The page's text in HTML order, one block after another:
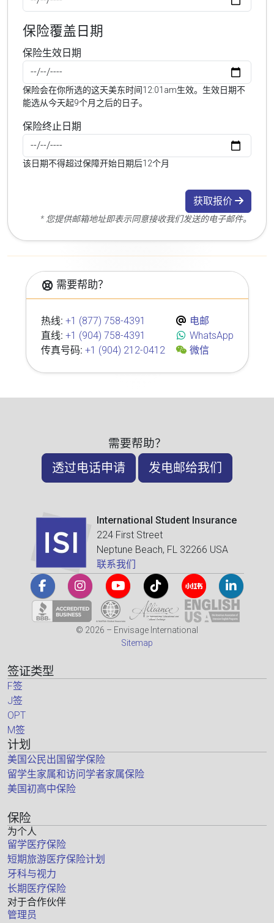
保险覆盖日期
保险生效日期
保险会在你所选的这天美东时间12:01am生效。生效日期不
能选从今天起9个月之后的日子。
保险终止日期
该日期不得超过保障开始日期后12个月
获取报价
* 您提供邮箱地址即表示同意接收我们发送的电子邮件。
需要帮助？
热线: +1 (877) 758-4391
直线: +1 (904) 758-4391
传真号码: +1 (904) 212-0412
电邮
WhatsApp
微信
需要帮助？
透过电话申请 发电邮给我们
International Student Insurance
224 First Street
Neptune Beach, FL 32266 USA
联系我们
© 2026 – Envisage International
Sitemap
签证类型
F签
J签
OPT
M签
计划
美国公民出国留学保险
留学生家属和访问学者家属保险
美国初高中保险
保险
为个人
留学医疗保险
短期旅游医疗保险计划
牙科与视力
长期医疗保险
对于合作伙伴
管理员